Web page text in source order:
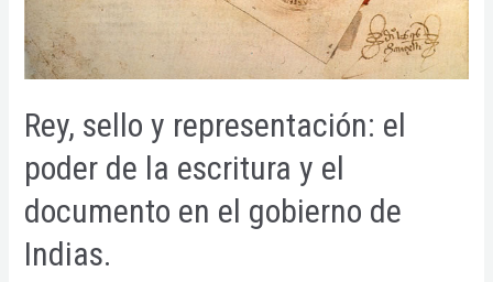
Rey, sello y representación: el
poder de la escritura y el
documento en el gobierno de
Indias.